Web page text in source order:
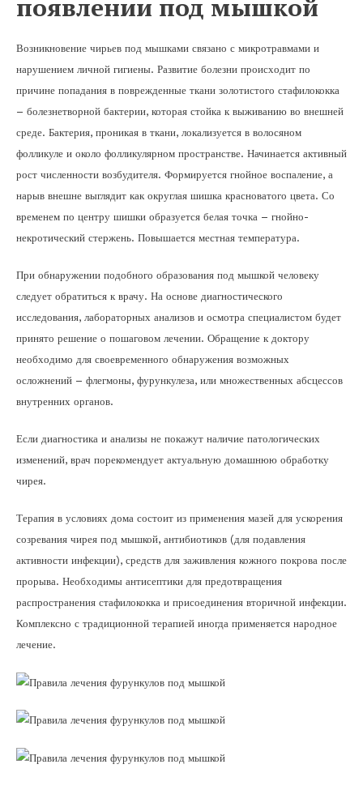
появлении под мышкой
Возникновение чирьев под мышками связано с микротравмами и
нарушением личной гигиены. Развитие болезни происходит по
причине попадания в поврежденные ткани золотистого стафилококка
– болезнетворной бактерии, которая стойка к выживанию во внешней
среде. Бактерия, проникая в ткани, локализуется в волосяном
фолликуле и около фолликулярном пространстве. Начинается активный
рост численности возбудителя. Формируется гнойное воспаление, а
нарыв внешне выглядит как округлая шишка красноватого цвета. Со
временем по центру шишки образуется белая точка – гнойно-
некротический стержень. Повышается местная температура.
При обнаружении подобного образования под мышкой человеку
следует обратиться к врачу. На основе диагностического
исследования, лабораторных анализов и осмотра специалистом будет
принято решение о пошаговом лечении. Обращение к доктору
необходимо для своевременного обнаружения возможных
осложнений – флегмоны, фурункулеза, или множественных абсцессов
внутренних органов.
Если диагностика и анализы не покажут наличие патологических
изменений, врач порекомендует актуальную домашнюю обработку
чирея.
Терапия в условиях дома состоит из применения мазей для ускорения
созревания чирея под мышкой, антибиотиков (для подавления
активности инфекции), средств для заживления кожного покрова после
прорыва. Необходимы антисептики для предотвращения
распространения стафилококка и присоединения вторичной инфекции.
Комплексно с традиционной терапией иногда применяется народное
лечение.